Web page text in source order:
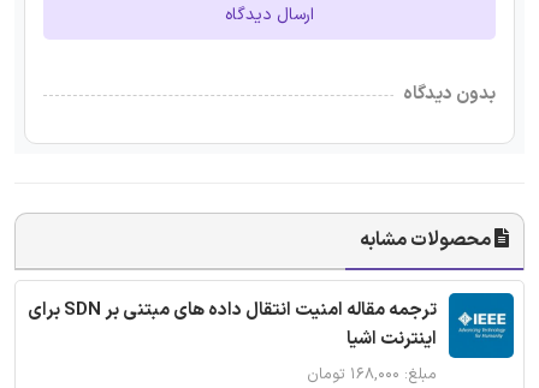
ارسال دیدگاه
بدون دیدگاه
محصولات مشابه
ترجمه مقاله امنیت انتقال داده های مبتنی بر SDN برای
اینترنت اشیا
مبلغ: ۱۶۸,۰۰۰ تومان